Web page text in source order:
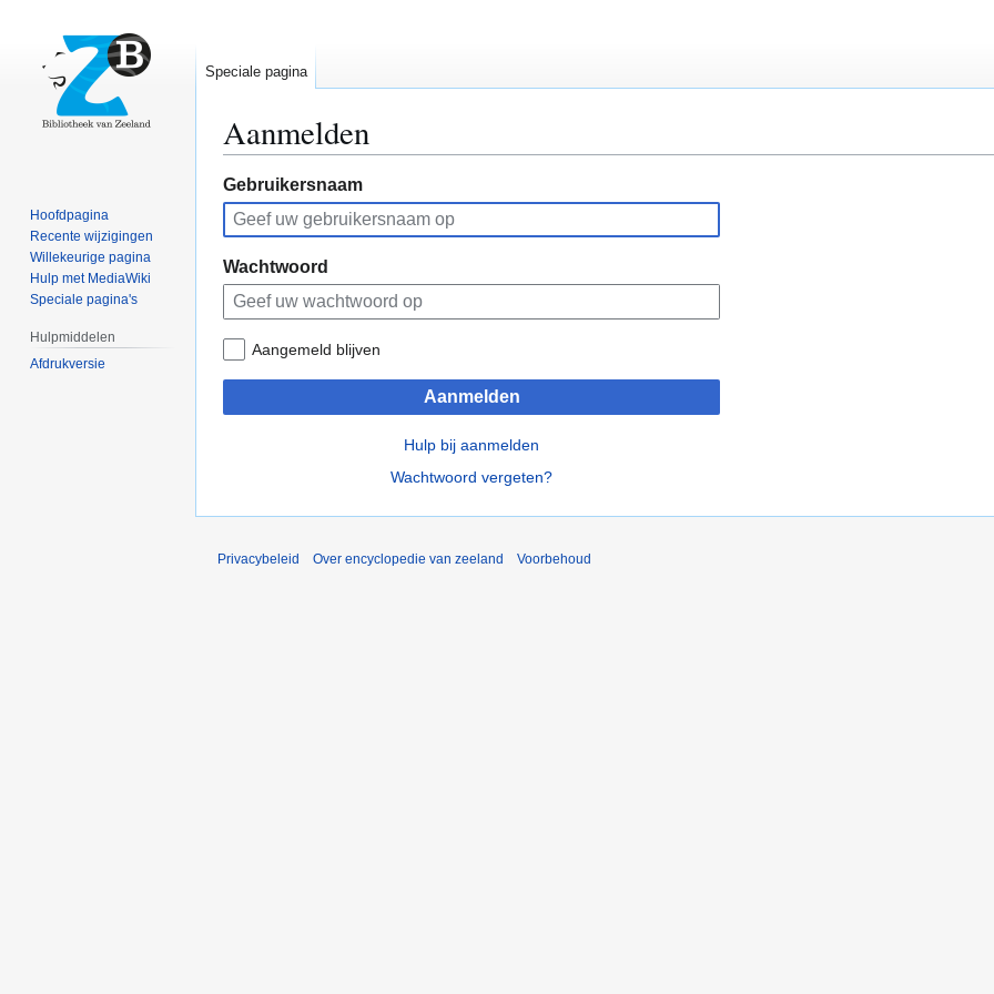
Aanmelden
Naar
navigatie
springen
Naar
zoeken
springen
Gebruikersnaam
Wachtwoord
Aangemeld blijven
Aanmelden
Hulp bij aanmelden
Wachtwoord vergeten?
Speciale pagina
Hoofdpagina
Recente wijzigingen
Willekeurige pagina
Hulp met MediaWiki
Speciale pagina's
Hulpmiddelen
Afdrukversie
Privacybeleid Over encyclopedie van zeeland Voorbehoud